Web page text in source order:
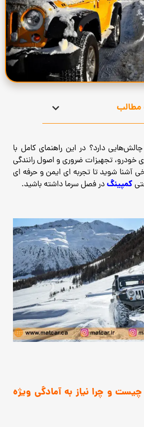
دارد؟ در این راهنمای کامل با
خودرو، تجهیزات ضروری و اصول رانندگی
آشنا شوید تا تجربه‌ ای ایمن و حرفه‌ ای
کمپینگدر فصل سرما داشته باشید.
و چرا نیاز به آمادگی ویژه